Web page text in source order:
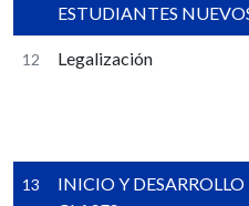
ESTUDIANTES
12 Legalización
13
INICIO Y DESARROLLO